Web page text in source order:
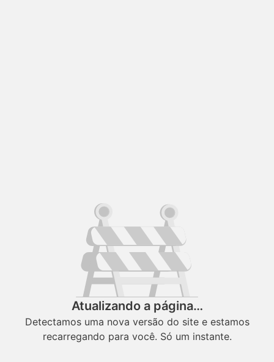
Atualizando a página…
Detectamos uma nova versão do site e estamos
recarregando para você. Só um instante.